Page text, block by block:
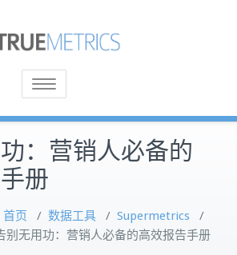
Toggle
：营销人必备的
册
首页 / 数据工具 / Supermetrics /
别无用功：营销人必备的高效报告手册